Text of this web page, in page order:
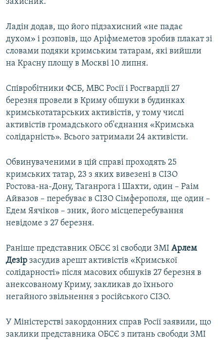
захисник.
Ладін додав, що його підзахисний «не падає
духом» і розповів, що Аріфмеметов зробив плакат зі
словами подяки кримським татарам, які вийшли
на Красну площу в Москві 10 липня.
Співробітники ФСБ, МВС Росії і Росгвардії 27
березня провели в Криму обшуки в будинках
кримськотатарських активістів, у тому числі
активістів громадського об'єднання «Кримська
солідарність». Всього затримали 24 активісти.
Обвинуваченими в цій справі проходять 25
кримських татар, 23 з яких вивезені в СІЗО
Ростова-на-Дону, Таганрога і Шахти, один – Раім
Айвазов – перебуває в СІЗО Сімферополя, ще один –
Едем Яячіков – зник, його місцеперебування
невідоме з 27 березня.
Раніше представник ОБСЄ зі свободи ЗМІ Арлем
Дезір засудив арешт активістів «Кримської
солідарності» після масових обшуків 27 березня в
анексованому Криму, закликав до їхнього
негайного звільнення з російського СІЗО.
У Міністерстві закордонних справ Росії заявили, що
заклики представника ОБСЄ з питань свободи ЗМІ